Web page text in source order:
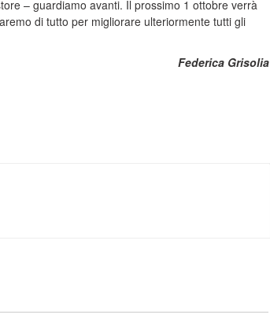
– guardiamo avanti. Il prossimo 1 ottobre verrà
di tutto per migliorare ulteriormente tutti gli
Federica Grisolia